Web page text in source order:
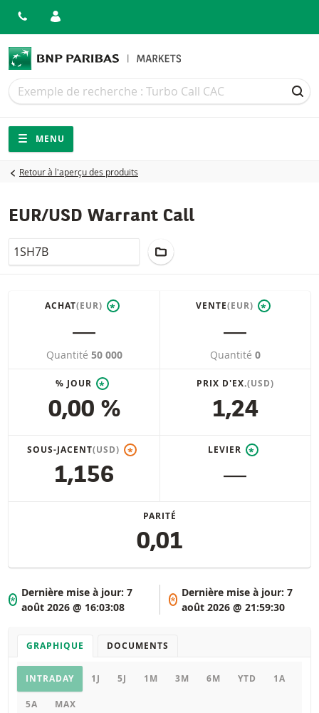
Recherche
Recherche
Navigation
Navigation sur le site
MENU
Retour à l'aperçu des produits
EUR/USD Warrant Call
LocalCode
ACHAT(EUR) *
―
Quantité 50 000
VENTE(EUR) *
―
Quantité 0
% JOUR *
0,00 %
PRIX D'EX.(USD)
1,24
SOUS-JACENT(USD) *
1,156
LEVIER *
―
PARITÉ
0,01
*
Dernière mise à jour:7
août 2026 @ 16:03:08
*
Dernière mise à jour: 7
août 2026 @ 21:59:30
GRAPHIQUE DOCUMENTS
Graphique
INTRADAY 1J 5J 1M 3M 6M YTD 1A
5A MAX